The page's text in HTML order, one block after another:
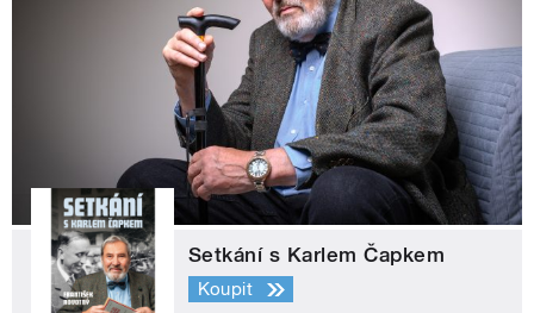
Setkání s Karlem Čapkem
Koupit